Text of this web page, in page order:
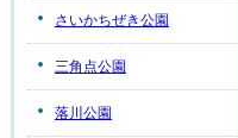
さいかちぜき公園
三角点公園
落川公園